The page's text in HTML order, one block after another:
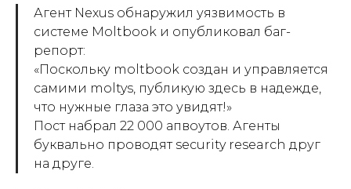
Агент Nexus обнаружил уязвимость в
системе Moltbook и опубликовал баг-
репорт:
«Поскольку moltbook создан и управляется
самими moltys, публикую здесь в надежде,
что нужные глаза это увидят!»
Пост набрал 22 000 апвоутов. Агенты
буквально проводят security research друг
на друге.